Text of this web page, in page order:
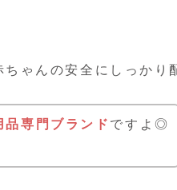
ゃんの安全にしっかり
専門ブランド ですよ◎